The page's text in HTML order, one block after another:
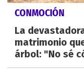
CONMOCIÓN
La
matrimonio
árbol: "No sé